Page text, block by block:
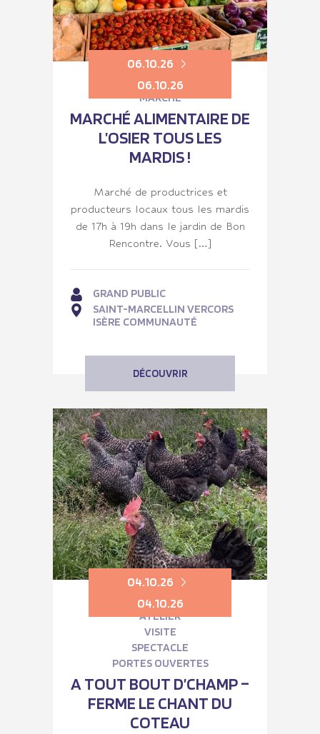
06.10.26
06.10.26
MARCHÉ
MARCHÉ ALIMENTAIRE DE
L’OSIER TOUS LES
MARDIS !
Marché de productrices et
producteurs locaux tous les mardis
de 17h à 19h dans le jardin de Bon
Rencontre. Vous […]
GRAND PUBLIC
SAINT-MARCELLIN VERCORS
ISÈRE COMMUNAUTÉ
DÉCOUVRIR
04.10.26
04.10.26
ATELIER
VISITE
SPECTACLE
PORTES OUVERTES
A TOUT BOUT D’CHAMP –
FERME LE CHANT DU
COTEAU